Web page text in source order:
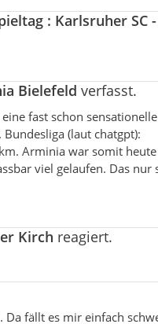
: Karlsruher SC -
Bielefeld verfasst.
fast schon sensationelle
(laut chatgpt):
Arminia war somit heute
viel gelaufen. Das nur
Kirch reagiert.
Da fällt es mir einfach